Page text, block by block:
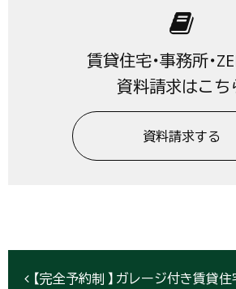
賃貸住宅・事務所・
資料請求はこち
資料請求する